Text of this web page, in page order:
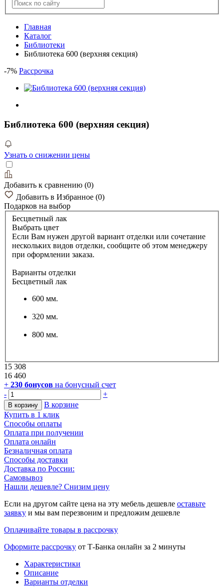
Главная
Каталог
Библиотеки
Библиотека 600 (верхняя секция)
-7% Рассрочка
Библиотека 600 (верхняя секция)
Узнать о снижении цены
Добавить к сравнению (0)
Добавить в Избранное (0)
Подарков на выбор
Бесцветный лак
Выбрать цвет
Если Вам нужен другой вариант отделки или сочетание
нескольких видов отделки, сообщите об этом менеджеру
при оформлении заказа.
Варианты отделки
Бесцветный лак
600 мм.
320 мм.
800 мм.
15 308
16 460
+ 230 бонусов на бонусный счет
-
+
В корзину
В корзине
Купить в 1 клик
Способы оплаты
Оплата при получении
Оплата онлайн
Безналичная оплата
Способы доставки
Доставка по России:
Самовывоз
Нашли дешевле? Снизим цену
Если на другом сайте цена на эту мебель дешевле оставьте
заявку и мы вам перезвоним и предложим дешевле
Оплачивайте товары в рассрочку
Оформите рассрочку от Т-Банка онлайн за 2 минуты
Характеристики
Описание
Варианты отделки